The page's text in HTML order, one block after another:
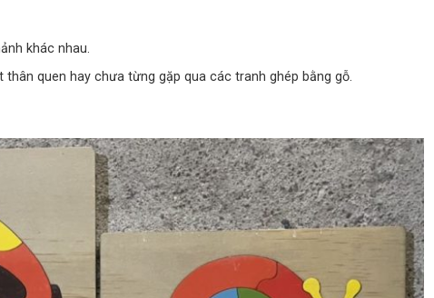
khác nhau.
quen hay chưa từng gặp qua các tranh ghép bằng gỗ.